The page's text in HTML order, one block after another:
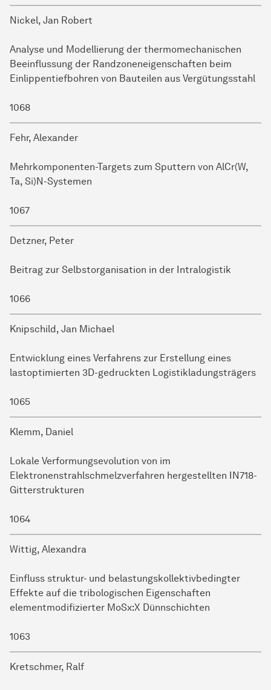
Nickel, Jan Robert
Analyse und Modellierung der thermomechanischen
Beeinflussung der Randzoneneigenschaften beim
Einlippentiefbohren von Bauteilen aus Vergütungsstahl
1068
Fehr, Alexander
Mehrkomponenten-Targets zum Sputtern von AlCr(W,
Ta, Si)N-Systemen
1067
Detzner, Peter
Beitrag zur Selbstorganisation in der Intralogistik
1066
Knipschild, Jan Michael
Entwicklung eines Verfahrens zur Erstellung eines
lastoptimierten 3D-gedruckten Logistikladungsträgers
1065
Klemm, Daniel
Lokale Verformungsevolution von im
Elektronenstrahlschmelzverfahren hergestellten IN718-
Gitterstrukturen
1064
Wittig, Alexandra
Einfluss struktur- und belastungskollektivbedingter
Effekte auf die tribologischen Eigenschaften
elementmodifizierter MoSx:X Dünnschichten
1063
Kretschmer, Ralf